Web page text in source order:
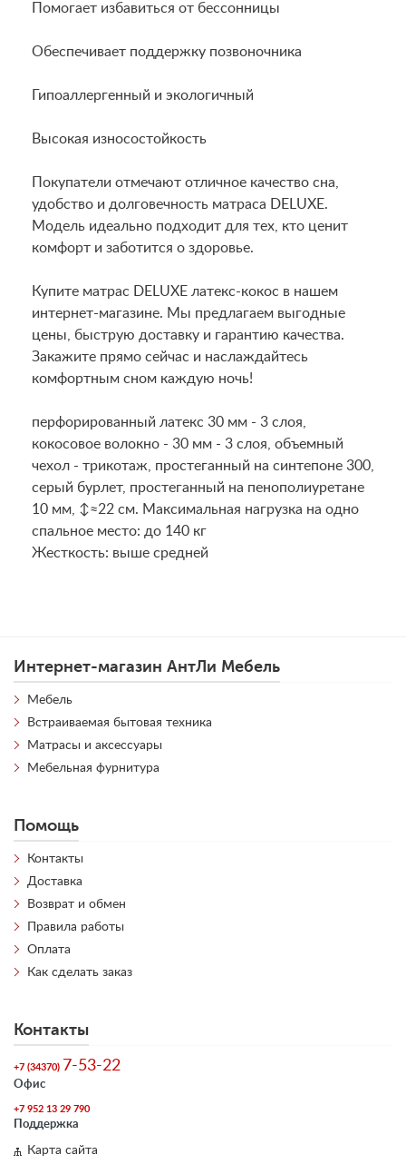
Помогает избавиться от бессонницы
Обеспечивает поддержку позвоночника
Гипоаллергенный и экологичный
Высокая износостойкость
Покупатели отмечают отличное качество сна,
удобство и долговечность матраса DELUXE.
Модель идеально подходит для тех, кто ценит
комфорт и заботится о здоровье.
Купите матрас DELUXE латекс-кокос в нашем
интернет-магазине. Мы предлагаем выгодные
цены, быструю доставку и гарантию качества.
Закажите прямо сейчас и наслаждайтесь
комфортным сном каждую ночь!
перфорированный латекс 30 мм - 3 слоя,
кокосовое волокно - 30 мм - 3 слоя, объемный
чехол - трикотаж, простеганный на синтепоне 300,
серый бурлет, простеганный на пенополиуретане
10 мм, ↕≈22 см. Максимальная нагрузка на одно
спальное место: до 140 кг
Жесткость: выше средней
Интернет-магазин АнтЛи Мебель
Мебель
Встраиваемая бытовая техника
Матрасы и аксессуары
Мебельная фурнитура
Помощь
Контакты
Доставка
Возврат и обмен
Правила работы
Оплата
Как сделать заказ
Контакты
+7 (34370) 7-53-22
Офис
+7 952 13 29 790
Поддержка
Карта сайта